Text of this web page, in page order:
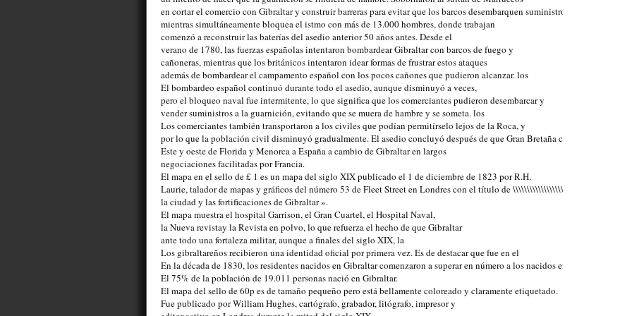
en cortar el comercio con Gibraltar y construir barreras para evitar que los barcos desembarquen suministros,
mientras simultáneamente bloquea el istmo con más de 13.000 hombres, donde trabajan
comenzó a reconstruir las baterías del asedio anterior 50 años antes. Desde el
verano de 1780, las fuerzas españolas intentaron bombardear Gibraltar con barcos de fuego y
cañoneras, mientras que los británicos intentaron idear formas de frustrar estos ataques
además de bombardear el campamento español con los pocos cañones que pudieron alcanzar. los
El bombardeo español continuó durante todo el asedio, aunque disminuyó a veces,
pero el bloqueo naval fue intermitente, lo que significa que los comerciantes pudieron desembarcar y
vender suministros a la guarnición, evitando que se muera de hambre y se someta. los
Los comerciantes también transportaron a los civiles que podían permitírselo lejos de la Roca, y
por lo que la población civil disminuyó gradualmente. El asedio concluyó después de que Gran Bretaña cediera
Este y oeste de Florida y Menorca a España a cambio de Gibraltar en largos
negociaciones facilitadas por Francia.
El mapa en el sello de £ 1 es un mapa del siglo XIX publicado el 1 de diciembre de 1823 por R.H.
Laurie, talador de mapas y gráficos del número 53 de Fleet Street en Londres con el título de
la ciudad y las fortificaciones de Gibraltar ».
El mapa muestra el hospital Garrison, el Gran Cuartel, el Hospital Naval,
la Nueva revistay la Revista en polvo, lo que refuerza el hecho de que Gibraltar
ante todo una fortaleza militar, aunque a finales del siglo XIX, la
Los gibraltareños recibieron una identidad oficial por primera vez. Es de destacar que fue en el
En la década de 1830, los residentes nacidos en Gibraltar comenzaron a superar en número a los nacidos en el extranjero. En
El 75% de la población de 19.011 personas nació en Gibraltar.
El mapa del sello de 60p es de tamaño pequeño pero está bellamente coloreado y claramente etiquetado.
Fue publicado por William Hughes, cartógrafo, grabador, litógrafo, impresor y